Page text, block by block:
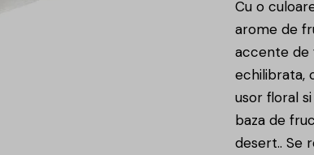
Cu o
arome de
accente de
echilibrata,
usor floral
baza de
desert.. Se